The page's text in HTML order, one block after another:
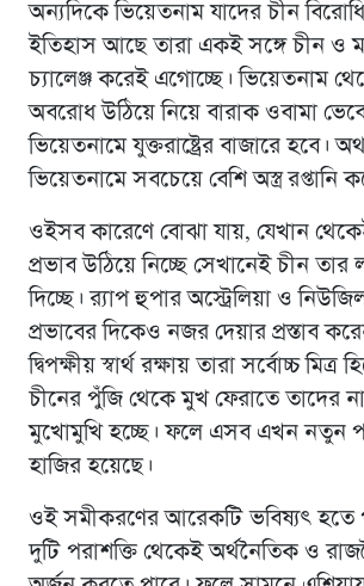
অন্যদিকে ভিয়েতনাম যাদের চীন
ইতিহাস আছে তারা একই সঙ্গে চীন ও
চ্যালেঞ্জ করেই এগোচ্ছে। ভিয়েতনাম
অবরোধ উঠিয়ে নিয়ে বারাক ওবামা
ভিয়েতনামে যুক্তরাষ্ট্রের বাজারে হবে।
ভিয়েতনামে সবচেয়ে বেশি অস্ত্র রপ্তানি
ওইসব কারেণে বোঝা যায়, যেখান থেকেই
প্রভাব উঠিয়ে নিচ্ছে সেখানেই চীন
দিচ্ছে। র‍্যাপ হুপার অস্ট্রেলিয়া ও
প্রভাবের দিকেও নজর দেয়ার প্রস্তাব
দ্বিপক্ষীয় স্বার্থ রক্ষায় তারা সর্বোচ্চ
চীনের পুঁজি থেকে মুখ ফেরাতে তাদের
মুখোমুখি হচ্ছে। ফলে এসব এখন নতুন
হাজির হয়েছে।
ওই সমীকরণের আরেকটি ভবিষ্যৎ হতে
দুটি পরাশক্তি থেকেই অর্থনৈতিক ও